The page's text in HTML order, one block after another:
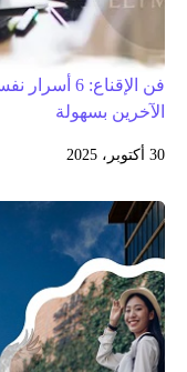
فن الإقناع:
الآخرين بسهولة
30 أكتوبر، 2025